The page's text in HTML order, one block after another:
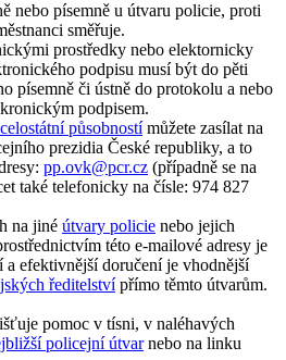
nebo písemně u útvaru policie, proti
směřuje.
prostředky nebo elektornicky
podpisu musí být do pěti
písemně či ústně do protokolu a nebo
podpisem.
působnostímůžete zasílat na
prezidia České republiky, a to
pp.ovk@pcr.cz (případně se na
také telefonicky na čísle: 974 827
na jiné útvary policie nebo jejich
této e-mailové adresy je
a efektivnější doručení je vhodnější
ředitelstvípřímo těmto útvarům.
pomoc v tísni, v naléhavých
policejní útvarnebo na linku